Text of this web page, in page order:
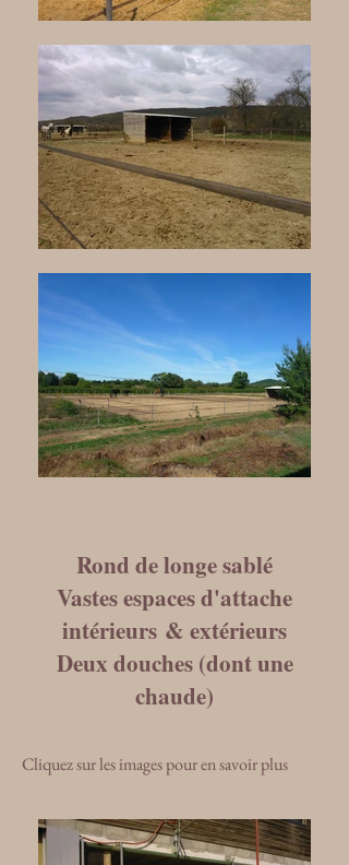
Rond de longe sablé
Vastes espaces d'attache
intérieurs & extérieurs
Deux douches (dont une
chaude)
Cliquez sur les images pour en savoir plus